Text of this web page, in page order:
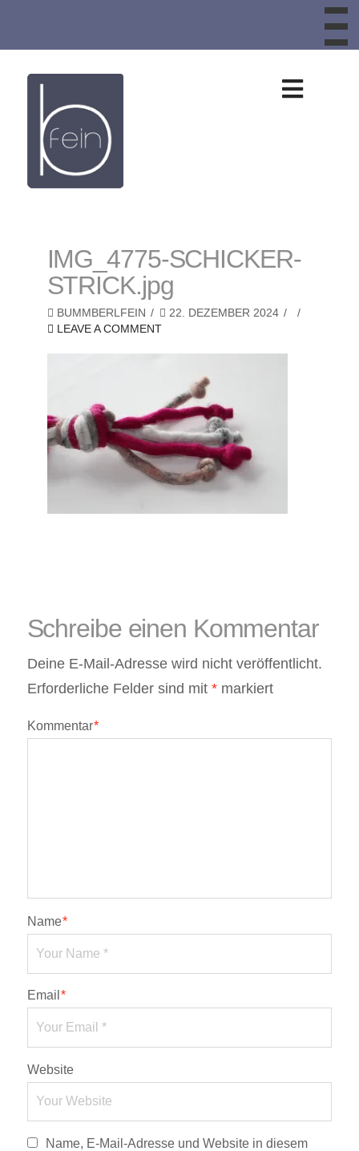
Design
aus
Schafwolle,
Bankauflagen,
Sitzkissen,
Kissen
und
Körbe,
Hundebetten
IMG_4775-SCHICKER-
STRICK.jpg
BUMMBERLFEIN
22. DEZEMBER 2024
LEAVE A COMMENT
Schreibe einen Kommentar
Deine E-Mail-Adresse wird nicht veröffentlicht.
Erforderliche Felder sind mit *markiert
Kommentar*
Name*
Email*
Website
Name, E-Mail-Adresse und Website in diesem